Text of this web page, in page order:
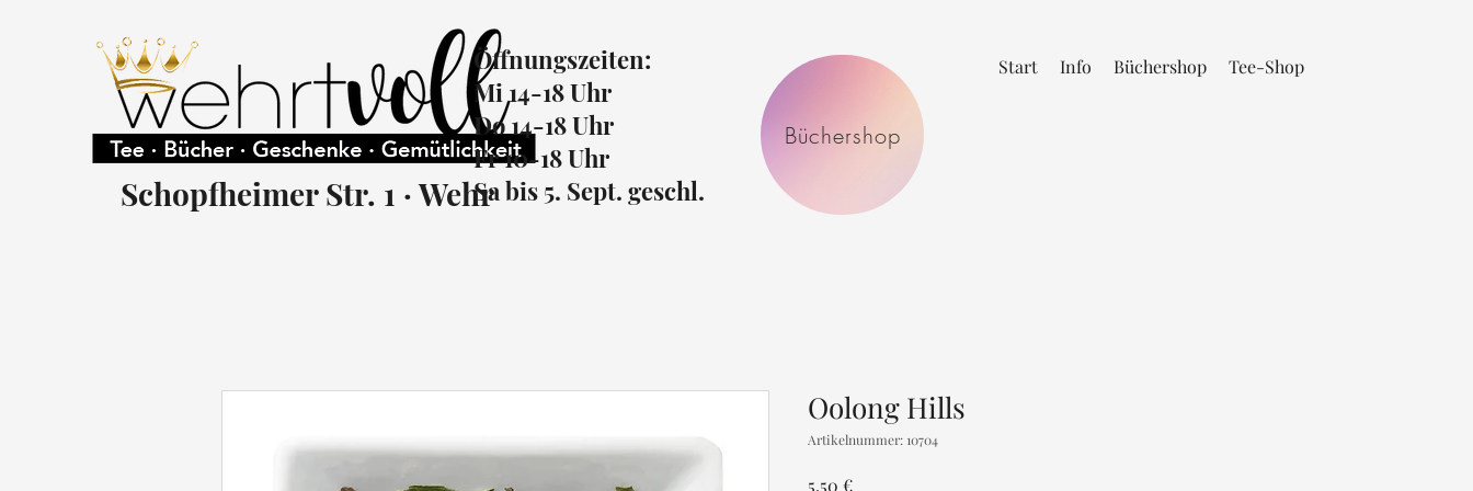
Schopfheimer Str. 1 · Wehr
Büchershop
Start Info Büchershop Tee-Shop
Öffnungszeiten:
Mi 14-18 Uhr
Do 14-18 Uhr
Fr 10-18 Uhr
Sa bis 5. Sept. geschl.
Oolong Hills
Artikelnummer: 10704
5,50 €Preis